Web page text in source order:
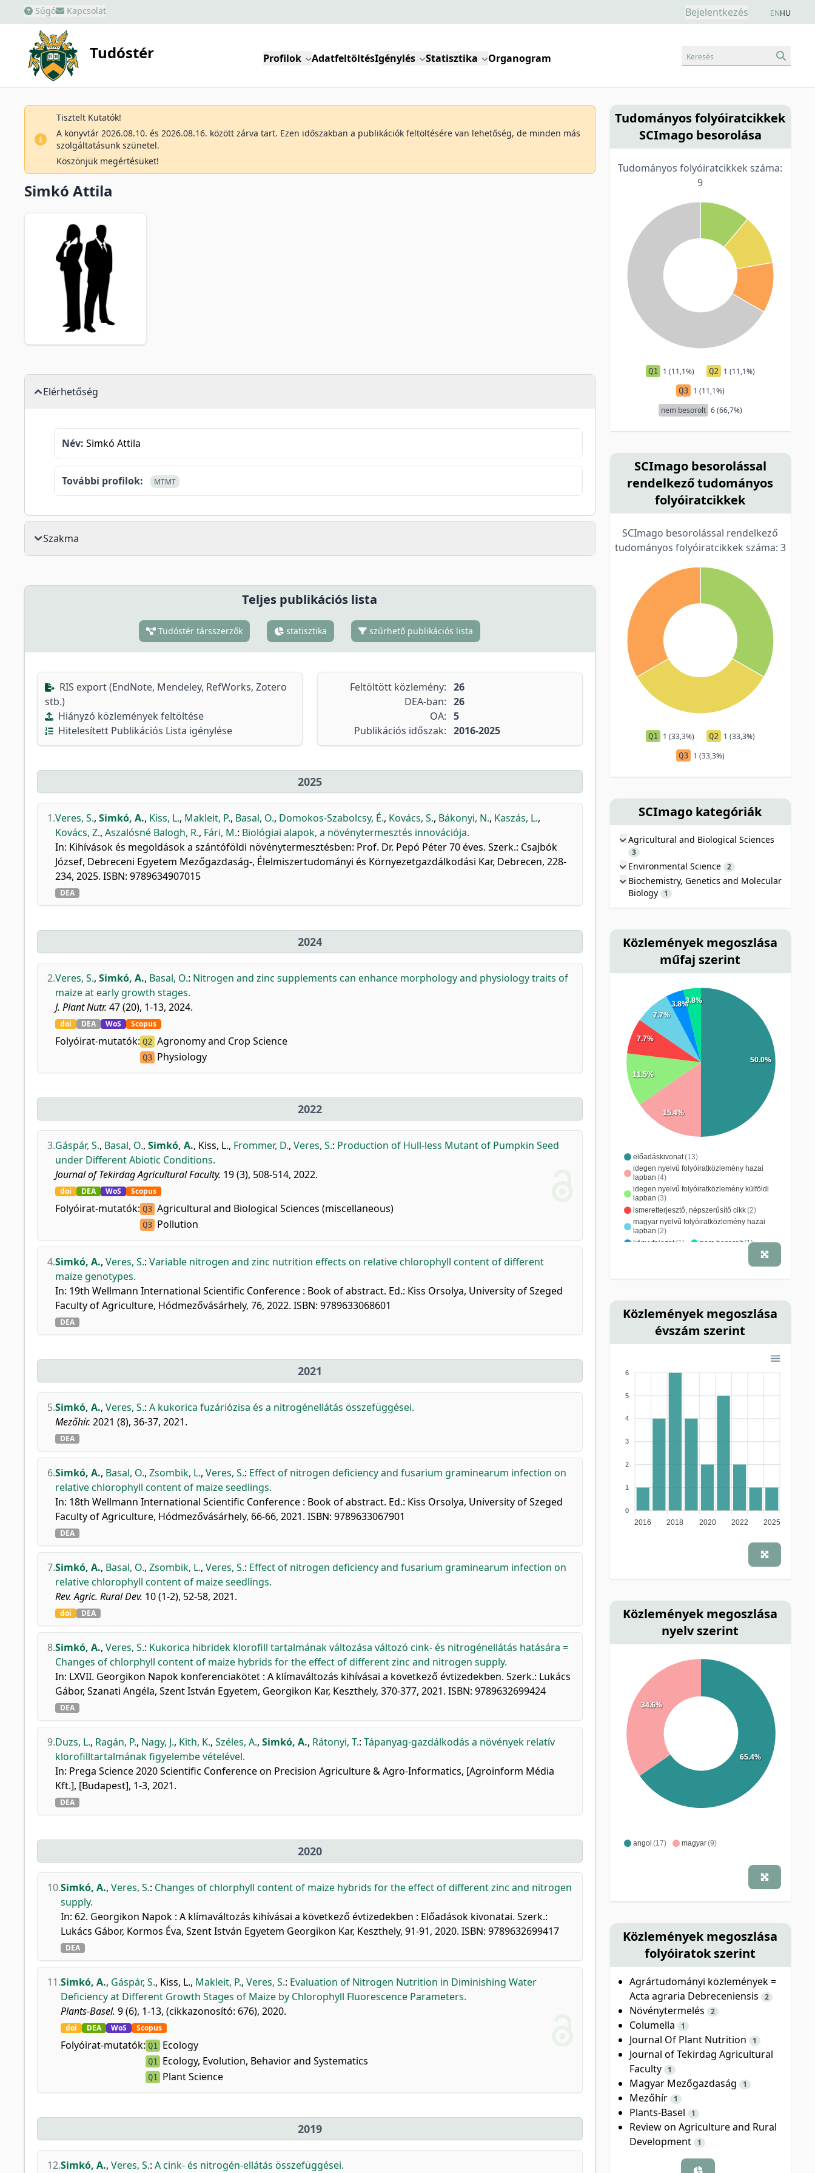
Súgó Kapcsolat Bejelentkezés ENHU
Tudóstér Profilok AdatfeltöltésIgénylés Statisztika Organogram Keresés
Tisztelt Kutatók!
A könyvtár 2026.08.10. és 2026.08.16. között zárva tart. Ezen időszakban a publikációk feltöltésére van lehetőség, de minden más
szolgáltatásunk szünetel.
Köszönjük megértésüket!
Simkó Attila
Elérhetőség
Név: Simkó Attila
További profilok: MTMT
Szakma
Teljes publikációs lista
Tudóstér társszerzők statisztika szűrhető publikációs lista
RIS export (EndNote, Mendeley, RefWorks, Zotero
stb.)
Hiányzó közlemények feltöltése
Hitelesített Publikációs Lista igénylése
Feltöltött közlemény: 26
DEA-ban: 26
OA: 5
Publikációs időszak: 2016-2025
2025
1.Veres, S., Simkó, A., Kiss, L., Makleit, P., Basal, O., Domokos-Szabolcsy, É., Kovács, S., Bákonyi, N., Kaszás, L.,
Kovács, Z., Aszalósné Balogh, R., Fári, M.: Biológiai alapok, a növénytermesztés innovációja.
In: Kihívások és megoldások a szántóföldi növénytermesztésben: Prof. Dr. Pepó Péter 70 éves. Szerk.: Csajbók
József, Debreceni Egyetem Mezőgazdaság-, Élelmiszertudományi és Környezetgazdálkodási Kar, Debrecen, 228-
234, 2025. ISBN: 9789634907015
DEA
2024
2.Veres, S., Simkó, A., Basal, O.: Nitrogen and zinc supplements can enhance morphology and physiology traits of
maize at early growth stages.
J. Plant Nutr. 47 (20), 1-13, 2024.
doi DEA WoS Scopus
Folyóirat-mutatók: Q2 Agronomy and Crop Science
Q3 Physiology
2022
3.Gáspár, S., Basal, O., Simkó, A., Kiss, L., Frommer, D., Veres, S.: Production of Hull-less Mutant of Pumpkin Seed
under Different Abiotic Conditions.
Journal of Tekirdag Agricultural Faculty. 19 (3), 508-514, 2022.
doi DEA WoS Scopus
Folyóirat-mutatók: Q3 Agricultural and Biological Sciences (miscellaneous)
Q3 Pollution
4.Simkó, A., Veres, S.: Variable nitrogen and zinc nutrition effects on relative chlorophyll content of different
maize genotypes.
In: 19th Wellmann International Scientific Conference : Book of abstract. Ed.: Kiss Orsolya, University of Szeged
Faculty of Agriculture, Hódmezővásárhely, 76, 2022. ISBN: 9789633068601
DEA
2021
5.Simkó, A., Veres, S.: A kukorica fuzáriózisa és a nitrogénellátás összefüggései.
Mezőhír. 2021 (8), 36-37, 2021.
DEA
6.Simkó, A., Basal, O., Zsombik, L., Veres, S.: Effect of nitrogen deficiency and fusarium graminearum infection on
relative chlorophyll content of maize seedlings.
In: 18th Wellmann International Scientific Conference : Book of abstract. Ed.: Kiss Orsolya, University of Szeged
Faculty of Agriculture, Hódmezővásárhely, 66-66, 2021. ISBN: 9789633067901
DEA
7.Simkó, A., Basal, O., Zsombik, L., Veres, S.: Effect of nitrogen deficiency and fusarium graminearum infection on
relative chlorophyll content of maize seedlings.
Rev. Agric. Rural Dev. 10 (1-2), 52-58, 2021.
doi DEA
8.Simkó, A., Veres, S.: Kukorica hibridek klorofill tartalmának változása változó cink- és nitrogénellátás hatására =
Changes of chlorphyll content of maize hybrids for the effect of different zinc and nitrogen supply.
In: LXVII. Georgikon Napok konferenciakötet : A klímaváltozás kihívásai a következő évtizedekben. Szerk.: Lukács
Gábor, Szanati Angéla, Szent István Egyetem, Georgikon Kar, Keszthely, 370-377, 2021. ISBN: 9789632699424
DEA
9.Duzs, L., Ragán, P., Nagy, J., Kith, K., Széles, A., Simkó, A., Rátonyi, T.: Tápanyag-gazdálkodás a növények relatív
klorofilltartalmának figyelembe vételével.
In: Prega Science 2020 Scientific Conference on Precision Agriculture & Agro-Informatics, [Agroinform Média
Kft.], [Budapest], 1-3, 2021.
DEA
2020
10.Simkó, A., Veres, S.: Changes of chlorphyll content of maize hybrids for the effect of different zinc and nitrogen
supply.
In: 62. Georgikon Napok : A klímaváltozás kihívásai a következő évtizedekben : Előadások kivonatai. Szerk.:
Lukács Gábor, Kormos Éva, Szent István Egyetem Georgikon Kar, Keszthely, 91-91, 2020. ISBN: 9789632699417
DEA
11.Simkó, A., Gáspár, S., Kiss, L., Makleit, P., Veres, S.: Evaluation of Nitrogen Nutrition in Diminishing Water
Deficiency at Different Growth Stages of Maize by Chlorophyll Fluorescence Parameters.
Plants-Basel. 9 (6), 1-13, (cikkazonosító: 676), 2020.
doi DEA WoS Scopus
Folyóirat-mutatók: Q1 Ecology
Q1 Ecology, Evolution, Behavior and Systematics
Q1 Plant Science
2019
12.Simkó, A., Veres, S.: A cink- és nitrogén-ellátás összefüggései.
Tudományos folyóiratcikkek
SCImago besorolása
Tudományos folyóiratcikkek száma:
9
Q1 1 (11,1%) Q2 1 (11,1%)
Q3 1 (11,1%)
nem besorolt 6 (66,7%)
SCImago besorolással
rendelkező tudományos
folyóiratcikkek
SCImago besorolással rendelkező
tudományos folyóiratcikkek száma: 3
Q1 1 (33,3%) Q2 1 (33,3%)
Q3 1 (33,3%)
SCImago kategóriák
Agricultural and Biological Sciences
3
Environmental Science 2
Biochemistry, Genetics and Molecular
Biology
1
Közlemények megoszlása
műfaj szerint
előadáskivonat(13)
idegen nyelvű folyóiratközlemény hazai
lapban (4)
idegen nyelvű folyóiratközlemény külföldi
lapban (3)
ismeretterjesztő, népszerűsítő cikk(2)
magyar nyelvű folyóiratközlemény hazai
lapban (2)
könyvfejezet (1) nem besorolt (1)
50.0%
15.4%
11.5%
7.7%
7.7%
3.8%3.8%
Közlemények megoszlása
évszám szerint
6
5
4
3
2
1
0
2016 2018 2020 2022 2025
Közlemények megoszlása
nyelv szerint
angol (17) magyar(9)
65.4%
34.6%
Közlemények megoszlása
folyóiratok szerint
Agrártudományi közlemények =
Acta agraria Debreceniensis
2
Növénytermelés 2
Columella 1
Journal Of Plant Nutrition 1
Journal of Tekirdag Agricultural
Faculty
1
Magyar Mezőgazdaság 1
Mezőhír 1
Plants-Basel 1
Review on Agriculture and Rural
Development
1